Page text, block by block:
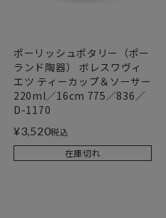
ポーリッシュポタリー（ポー
ランド陶器） ボレスワヴィ
エツ ティーカップ＆ソーサー
220ml／16cm 775／836／
D-1170
¥3,520税込
在庫切れ